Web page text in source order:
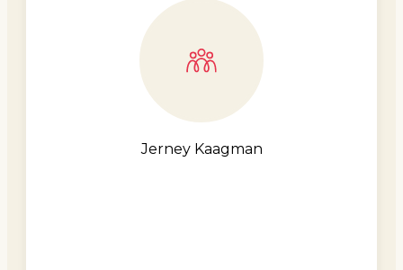
Jerney Kaagman